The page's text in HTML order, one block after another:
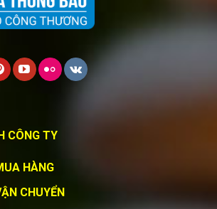
CÔNG TY
HÀNG
CHUYỂN